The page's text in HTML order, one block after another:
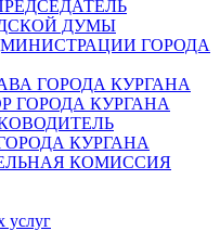
ДУМЫ
ГОРОДА
ГОРОДА КУРГАНА
ГОРОДА КУРГАНА
КУРГАНА
КОМИССИЯ
услуг